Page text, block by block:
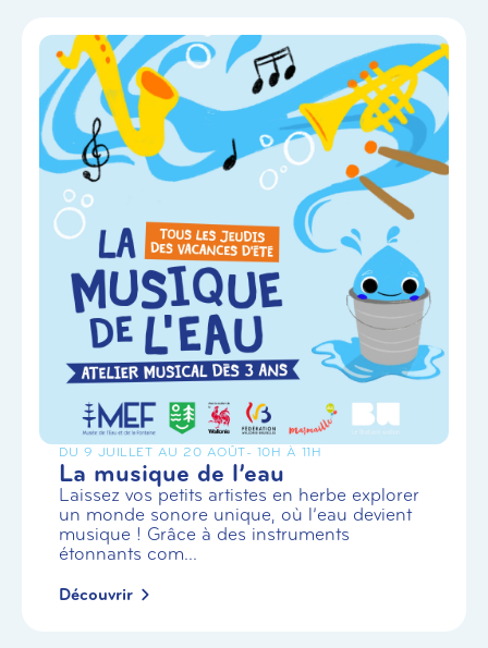
DU 9 JUILLET AU 20 AOÛT- 10H À 11H
La musique de l’eau
Laissez vos petits artistes en herbe explorer
un monde sonore unique, où l’eau devient
musique ! Grâce à des instruments
étonnants com...
Découvrir